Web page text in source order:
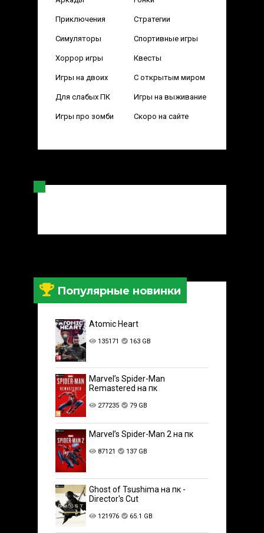
Приключения Стратегии
Симуляторы Спортивные игры
Хоррор игры Квесты
Игры на двоих С открытым миром
Для слабых ПК Игры на выживание
Игры про зомби Скоро на сайте
Популярные новинки
Atomic Heart
135171 163 GB
Marvel’s Spider-Man
Remastered на пк
277235 79 GB
Marvel’s Spider-Man 2 на пк
87121 137 GB
Ghost of Tsushima на пк -
Director's Cut
121976 65.1 GB